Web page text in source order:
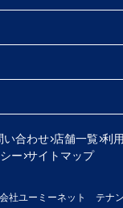
い合わせ 店舗一覧 利
ー サイトマップ
社ユーミーネット テナ